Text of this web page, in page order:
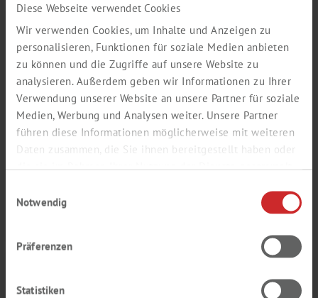
Diese Webseite verwendet Cookies
Wir verwenden Cookies, um Inhalte und Anzeigen zu
personalisieren, Funktionen für soziale Medien anbieten
zu können und die Zugriffe auf unsere Website zu
analysieren. Außerdem geben wir Informationen zu Ihrer
Verwendung unserer Website an unsere Partner für soziale
Medien, Werbung und Analysen weiter. Unsere Partner
führen diese Informationen möglicherweise mit weiteren
Daten zusammen, die Sie ihnen bereitgestellt haben oder
Notwendig
Präferenzen
Statistiken
ZWIĄZKI METALOORGANICZNE